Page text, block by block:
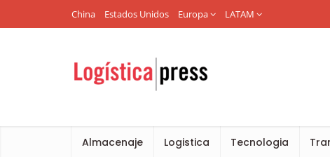
China Estados Unidos Europa LATAM
Almacenaje Logistica Tecnologia